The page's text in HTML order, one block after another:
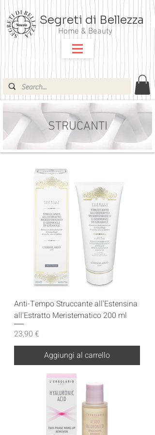
Segreti di Bellezza
Home & Beauty
STRUCANTI
Anti-Tempo Struccante all'Estensina
all'Estratto Meristematico 200 ml
Prezzo
23,90 €
Aggiungi al carrello